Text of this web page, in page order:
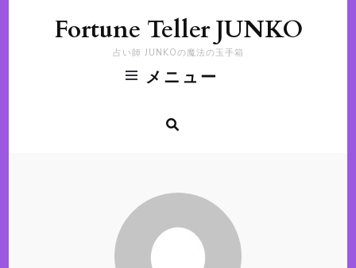
Fortune Teller JUNKO
占い師 JUNKOの魔法の玉手箱
メニュー